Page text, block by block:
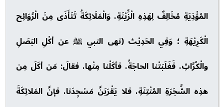
المُؤْذِيَةِ مُخَالِفٌ لِهَذِهِ الْزِّيْنَةِ، وَالْمَلَائِكَةُ تَتَأَذَى مِنَ الْرَّوَائِح
الْكَرِيْهَةِ ؛ وَفِي الحَدِيْث (نهى النبي ﷺ عن أكْلِ البَصَلِ
والْكُرَّاثِ، فَغَلَبَتْنا الحاجَةُ، فأكَلْنا مِنْها، فقالَ: مَن أكَلَ مِن
هذِه الشَّجَرَةِ المُنْتِنَةِ، فلا يَقْرَبَنَّ مَسْجِدَنا، فإنَّ المَلائِكَةَ